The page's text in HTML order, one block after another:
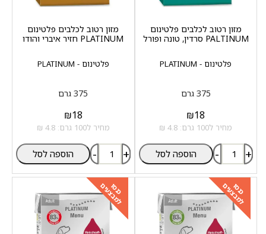
פלטינום - PLATINUM
מזון רטוב לכלבים פלטינום
PALTINUM סרדין, טונה ופורל
375 גרם
₪18
מחיר ל100 גרם: 4.8 ₪
- + הוספה לסל
פלטינום - PLATINUM
מזון רטוב לכלבים פלטינום
PLATINUM חזיר איברי והודו
375 גרם
₪18
מחיר ל100 גרם: 4.8 ₪
- + הוספה לסל
כנסו
למבצעים כנסו
למבצעים